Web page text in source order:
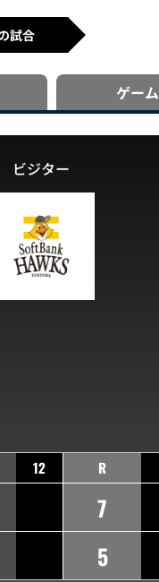
試合
ゲーム
ビジター
12 R
7
5